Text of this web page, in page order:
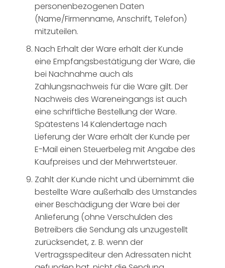
personenbezogenen Daten
(Name/Firmenname, Anschrift, Telefon)
mitzuteilen.
Nach Erhalt der Ware erhält der Kunde
eine Empfangsbestätigung der Ware, die
bei Nachnahme auch als
Zahlungsnachweis für die Ware gilt. Der
Nachweis des Wareneingangs ist auch
eine schriftliche Bestellung der Ware.
Spätestens 14 Kalendertage nach
Lieferung der Ware erhält der Kunde per
E-Mail einen Steuerbeleg mit Angabe des
Kaufpreises und der Mehrwertsteuer.
Zahlt der Kunde nicht und übernimmt die
bestellte Ware außerhalb des Umstandes
einer Beschädigung der Ware bei der
Anlieferung (ohne Verschulden des
Betreibers die Sendung als unzugestellt
zurücksendet, z. B. wenn der
Vertragsspediteur den Adressaten nicht